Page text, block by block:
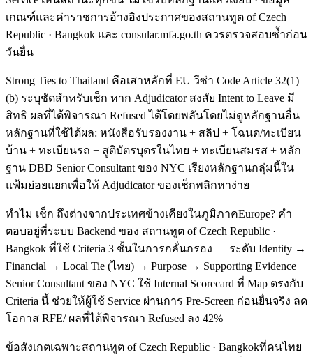
เกณฑ์และค่าราชการอ้างอิงประกาศของสถานทูต of Czech
Republic · Bangkok และ consular.mfa.go.th ควรตรวจสอบซ้ำก่อน
วันยื่น
Strong Ties to Thailand คือเสาหลักที่ EU วีซ่า Code Article 32(1)
(b) ระบุชัดสำหรับเช็ก หาก Adjudicator สงสัย Intent to Leave มี
สิทธิ ผลที่ได้พิจารณา Refused ได้โดยพลันโดยไม่ดูหลักฐานอื่น
หลักฐานที่ใช้ได้ผล: หนังสือรับรองงาน + สลิป + โฉนด/ทะเบียน
บ้าน + ทะเบียนรถ + สูติบัตรบุตรในไทย + ทะเบียนสมรส + หลัก
ฐาน DBD Senior Consultant ของ NYC เรียงหลักฐานกลุ่มนี้ใน
แฟ้มย่อยแยกเพื่อให้ Adjudicator ของเช็กพลิกหาง่าย
ทำไม เช็ก ถึงต่างจากประเทศข้างเคียงในภูมิภาคEurope? คำ
ตอบอยู่ที่ระบบ Backend ของ สถานทูต of Czech Republic ·
Bangkok ที่ใช้ Criteria 3 ชั้นในการกลั่นกรอง — ระดับ Identity →
Financial → Local Tie (ไทย) → Purpose → Supporting Evidence
Senior Consultant ของ NYC ใช้ Internal Scorecard ที่ Map ตรงกับ
Criteria นี้ ช่วยให้ผู้ใช้ Service ผ่านการ Pre-Screen ก่อนยื่นจริง ลด
โอกาส RFE/ ผลที่ได้พิจารณา Refused ลง 42%
ข้อสังเกตเฉพาะสถานทูต of Czech Republic · Bangkokที่คนไทย